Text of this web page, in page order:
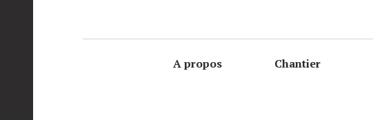
A propos Chantier